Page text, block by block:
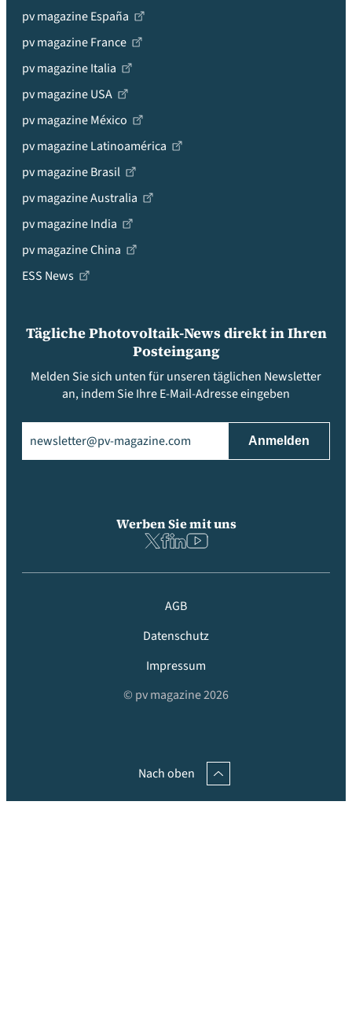
pv magazine España
pv magazine France
pv magazine Italia
pv magazine USA
pv magazine México
pv magazine Latinoamérica
pv magazine Brasil
pv magazine Australia
pv magazine India
pv magazine China
ESS News
Tägliche Photovoltaik-News direkt in Ihren
Posteingang
Melden Sie sich unten für unseren täglichen Newsletter
an, indem Sie Ihre E-Mail-Adresse eingeben
Werben Sie mit uns
AGB
Datenschutz
Impressum
© pv magazine 2026
Nach oben